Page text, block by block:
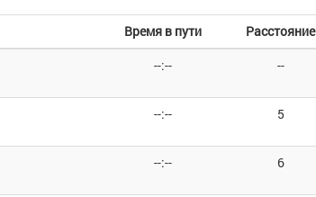
Время в пути
Расстояние
--:-- --
--:-- 5
--:-- 6